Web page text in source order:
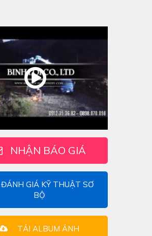
NHẬN BÁO GIÁ
ĐÁNH GIÁ KỸ THUẬT SƠ
BỘ
TẢI ALBUM ẢNH